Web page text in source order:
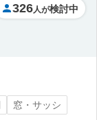
326 人が検討中
窓・サッシ